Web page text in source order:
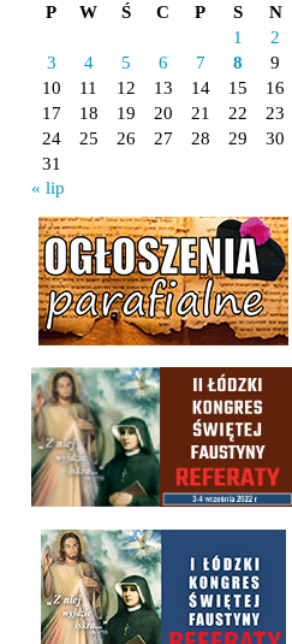
P
W Ś C P S
N
1
2
3
4 5 6 7 8
9
10
11 12 13 14 15
16
17
18 19 20 21 22
23
24
25 26 27 28 29
30
31
« lip